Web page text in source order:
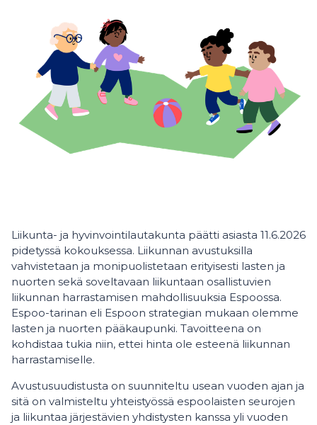
Liikunta- ja hyvinvointilautakunta päätti asiasta 11.6.2026
pidetyssä kokouksessa. Liikunnan avustuksilla
vahvistetaan ja monipuolistetaan erityisesti lasten ja
nuorten sekä soveltavaan liikuntaan osallistuvien
liikunnan harrastamisen mahdollisuuksia Espoossa.
Espoo-tarinan eli Espoon strategian mukaan olemme
lasten ja nuorten pääkaupunki. Tavoitteena on
kohdistaa tukia niin, ettei hinta ole esteenä liikunnan
harrastamiselle.
Avustusuudistusta on suunniteltu usean vuoden ajan ja
sitä on valmisteltu yhteistyössä espoolaisten seurojen
ja liikuntaa järjestävien yhdistysten kanssa yli vuoden